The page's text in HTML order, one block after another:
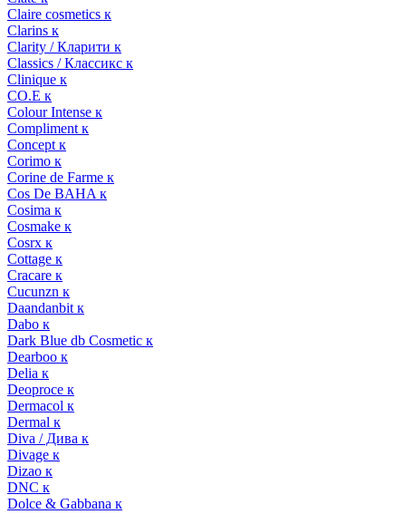
Claire cosmetics к
Clarins к
Clarity / Кларити к
Classics / Классикс к
Clinique к
CO.E к
Colour Intense к
Compliment к
Concept к
Corimo к
Corine de Farme к
Cos De BAHA к
Cosima к
Cosmake к
Cosrx к
Cottage к
Cracare к
Cucunzn к
Daandanbit к
Dabo к
Dark Blue db Cosmetic к
Dearboo к
Delia к
Deoproce к
Dermacol к
Dermal к
Diva / Дива к
Divage к
Dizao к
DNC к
Dolce & Gabbana к